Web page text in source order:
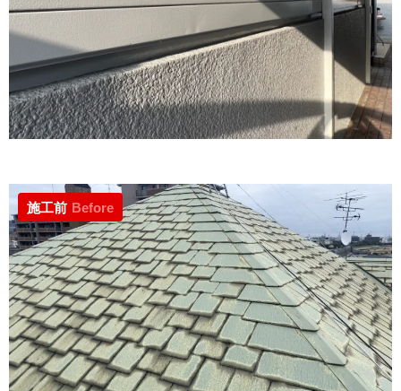
施工前 Before